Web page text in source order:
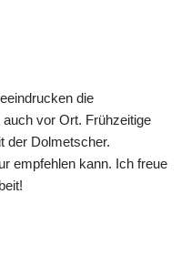
die
vor Ort. Frühzeitige
der Dolmetscher.
empfehlen kann. Ich freue